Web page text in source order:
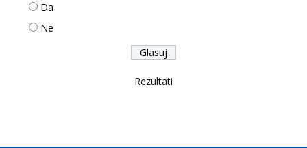
Da
Ne
Rezultati